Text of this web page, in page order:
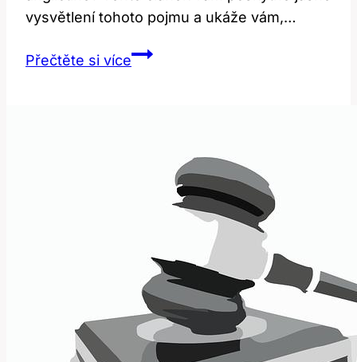
vysvětlení tohoto pojmu a ukáže vám,…
Přečtěte si víceElevator: